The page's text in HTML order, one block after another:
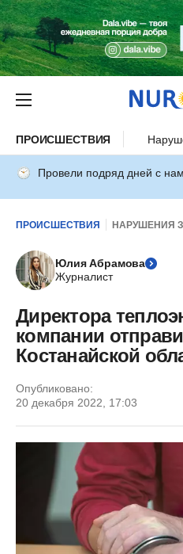
ПРОИСШЕСТВИЯ
Провели подряд дней с
ПРОИСШЕСТВИЯ НАРУШЕНИЯ
Юлия Абрамова
Журналист
Директора
компании
Костанайской
Опубликовано:
20 декабря 2022, 17:03